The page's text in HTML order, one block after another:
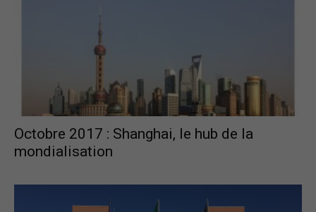
Octobre 2017 : Shanghai, le hub de la
mondialisation